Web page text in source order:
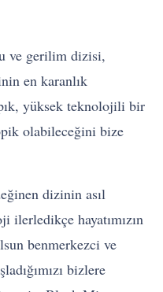
ve gerilim dizisi,
en karanlık
yüksek teknolojili bir
olabileceğini bize
dizinin asıl
ilerledikçe hayatımızın
benmerkezci ve
bizlere